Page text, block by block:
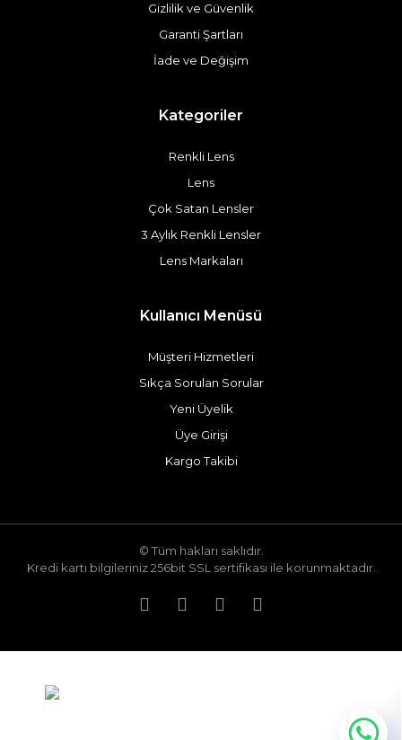
Gizlilik ve Güvenlik
Garanti Şartları
İade ve Değişim
Kategoriler
Renkli Lens
Lens
Çok Satan Lensler
3 Aylık Renkli Lensler
Lens Markaları
Kullanıcı Menüsü
Müşteri Hizmetleri
Sıkça Sorulan Sorular
Yeni Üyelik
Üye Girişi
Kargo Takibi
© Tüm hakları saklıdır.
Kredi kartı bilgileriniz 256bit SSL sertifikası ile korunmaktadır.